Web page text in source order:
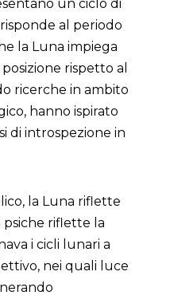
un ciclo di
al periodo
la Luna impiega
rispetto al
ricerche in ambito
hanno ispirato
di introspezione in
la Luna riflette
psiche riflette la
i cicli lunari a
nei quali luce